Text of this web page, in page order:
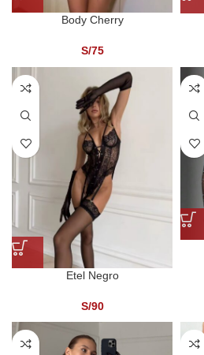
Body Cherry
S/75
Etel Negro
S/90